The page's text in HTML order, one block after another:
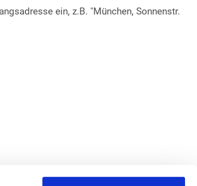
ein, z.B. "München, Sonnenstr.